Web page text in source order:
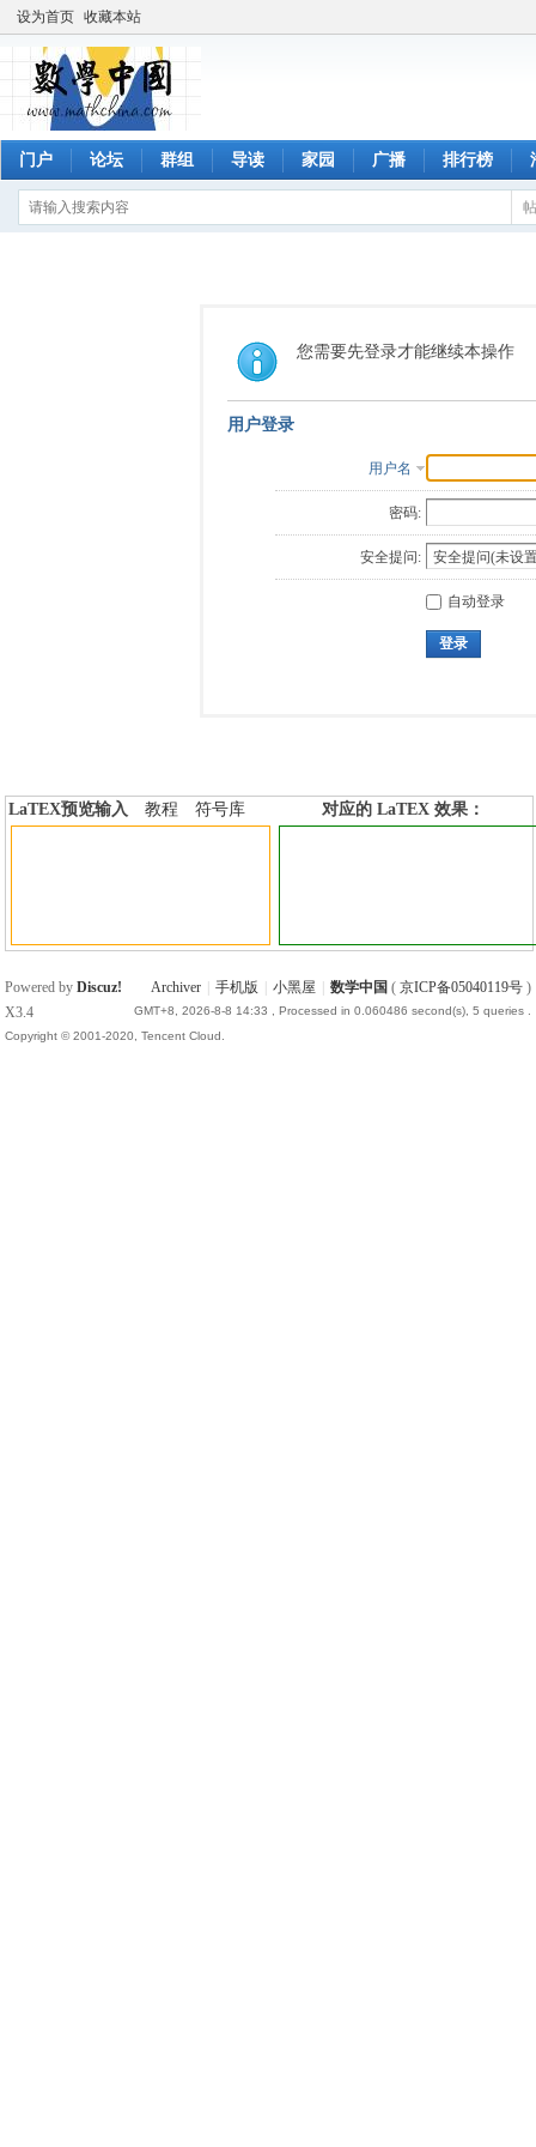
设为首页 收藏本站
门户 论坛 群组 导读 家园 广播 排行榜
您需要先登录才能继续本操作
用户登录
用户名
密码:
安全提问:
自动登录
登录
LaTEX预览输入 教程
符号库
对应的 LaTEX 效果：
Archiver 手机版 小黑屋 数学中国 ( 京ICP备05040119号)
GMT+8, 2026-8-8 14:33 , Processed in 0.060486 second(s), 5 queries .
Powered byDiscuz!
X3.4
Copyright © 2001-2020, Tencent Cloud.